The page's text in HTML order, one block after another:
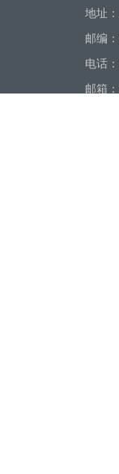
地址：
邮编：
电话：
邮箱：